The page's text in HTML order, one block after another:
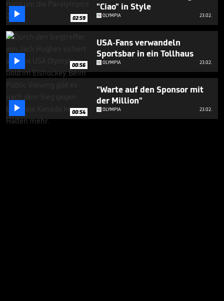
 02:59
"Ciao" in Style
OLYMPIA 23.02.
 00:56
USA-Fans verwandeln
Sportsbar in ein Tollhaus
OLYMPIA 23.02.
 00:54
"Warte auf den Sponsor mit
der Million"
OLYMPIA 23.02.